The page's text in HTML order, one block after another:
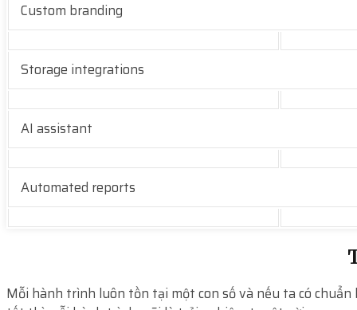
Custom branding
Storage integrations
AI assistant
Automated reports
Mỗi hành trình luôn tồn tại một con số và nếu ta có chuẩn